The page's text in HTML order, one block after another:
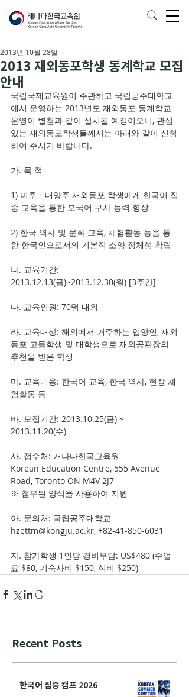
2013 재외동포학생 동계학교 모집
안내
2013년 10월 28일
국립국제교육원이 주관하고 국립공주대학교
에서 운영하는 2013년도 재외동포 동계학교
운영이 별첨과 같이 실시될 예정이오니, 관심
있는 재외동포학생들께서는 아래와 같이 신청
하여 주시기 바랍니다.
가. 목 적
1) 미주ㆍ대양주 재외동포 학생에게 한국어 집
중 교육을 통한 모국어 구사 능력 향상
2) 한국 역사 및 문화 교육, 체험활동 등을 통
한 한국인으로서의 기본적 소양 정체성 확립
나. 교육기간:
2013.12.13(금)~2013.12.30(월) [3주간]
다. 교육인원: 70명 내외
라. 교육대상: 해외에서 거주하는 입양인, 재외
동포 고등학생 및 대학생으로 재외공관장의
추천을 받은 학생
마. 교육내용: 한국어 교육, 한국 역사, 현장 체
험활동 등
바. 모집기간: 2013.10.25(금) ~
2013.11.20(수)
사. 접수처: 캐나다한국교육원
Korean Education Centre, 555 Avenue
Road, Toronto ON M4V 2J7
※ 첨부된 양식을 사용하여 지원
아. 문의처: 국립공주대학교
hzettm@kongju.ac.kr, +82-41-850-6031
자. 참가학생 1인당 경비부담: US$480 (수업
료 $80, 기숙사비 $150, 식비 $250)
Recent Posts
한국어 집중 캠프 2026